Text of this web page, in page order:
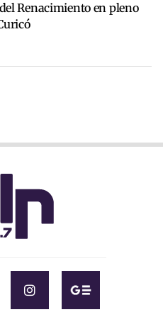
Renacimiento en pleno